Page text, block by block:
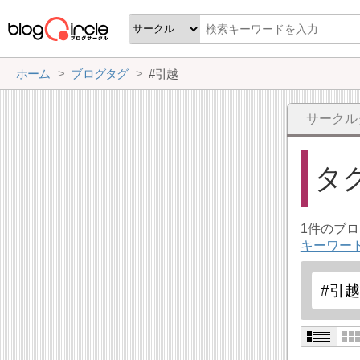
ホーム ブログタグ #引越
サーク
タ
1件のブ
キーワー